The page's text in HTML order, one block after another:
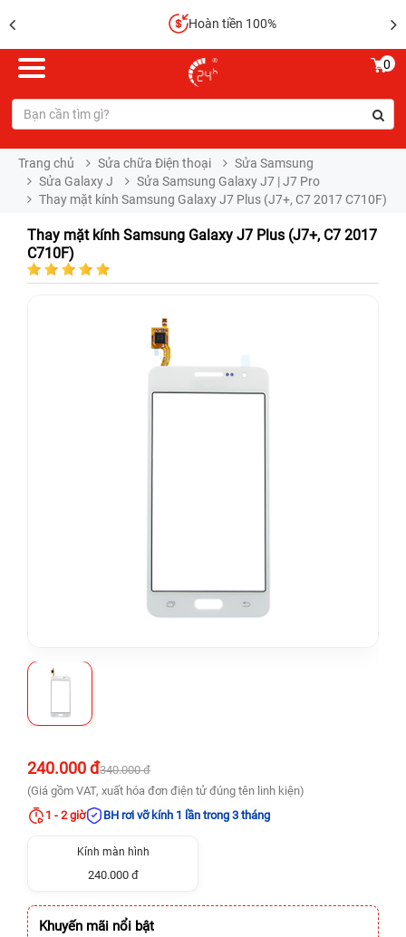
Hoàn tiền 100%
0
Trang chủ Sửa chữa Điện thoại
Sửa Samsung
Sửa Galaxy J
Sửa Samsung Galaxy J7 | J7 Pro
Thay mặt kính Samsung Galaxy J7 Plus (J7+, C7 2017 C710F)
Thay mặt kính Samsung Galaxy J7 Plus (J7+, C7 2017
C710F)
240.000 đ340.000 đ
(Giá gồm VAT, xuất hóa đơn điện tử đúng tên linh kiện)
1 - 2 giờ
BH rơi vỡ kính 1 lần trong 3 tháng
Kính màn hình
240.000 đ
Khuyến mãi nổi bật